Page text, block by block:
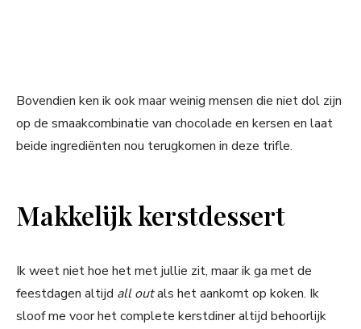
Bovendien ken ik ook maar weinig mensen die niet dol zijn
op de smaakcombinatie van chocolade en kersen en laat
beide ingrediënten nou terugkomen in deze trifle.
Makkelijk kerstdessert
Ik weet niet hoe het met jullie zit, maar ik ga met de
feestdagen altijd all outals het aankomt op koken. Ik
sloof me voor het complete kerstdiner altijd behoorlijk